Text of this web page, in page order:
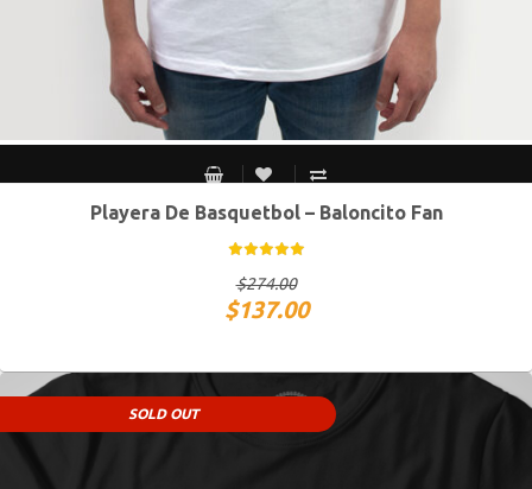
CH M G XG
Playera De Basquetbol – Baloncito Fan
$274.00
$137.00
SOLD OUT